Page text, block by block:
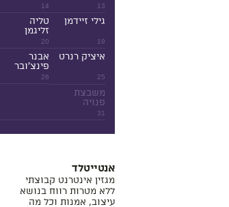
13
14
19
גילי זיידמן
20
טליה
זליגמן
25
איציק רנרט
26
אבנר
פינצ'ובר
31
משבצת
פנויה
אנטייטלד
מגזין אינטרנט קבוצתי
ללא מטרות רווח בנושא
עיצוב, אמנות וכל מה